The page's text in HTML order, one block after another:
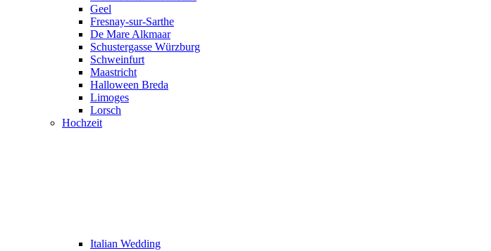
Geel
Fresnay-sur-Sarthe
De Mare Alkmaar
Schustergasse Würzburg
Schweinfurt
Maastricht
Halloween Breda
Limoges
Lorsch
Hochzeit
Italian Wedding